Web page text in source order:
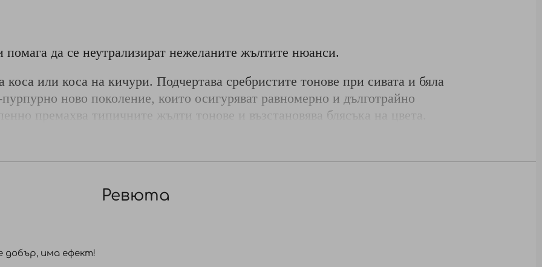
да се неутрализират нежеланите жълтите нюанси.
коса или коса на кичури. Подчертава сребристите тонове при сивата и бяла
ново поколение, които осигуряват равномерно и дълготрайно
премахва типичните жълти тонове и възстановява блясъка на цвета.
Ревюта
добър, има ефект!